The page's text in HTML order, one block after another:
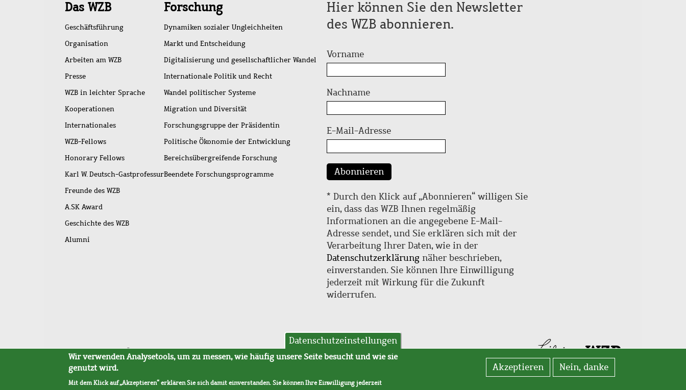
Schnellzugriff
Das WZB
Geschäftsführung
Organisation
Arbeiten am WZB
Presse
WZB in leichter Sprache
Kooperationen
Internationales
WZB-Fellows
Honorary Fellows
Karl W. Deutsch-Gastprofessur
Freunde des WZB
A.SK Award
Geschichte des WZB
Alumni
Forschung
Dynamiken sozialer Ungleichheiten
Markt und Entscheidung
Digitalisierung und gesellschaftlicher Wandel
Internationale Politik und Recht
Wandel politischer Systeme
Migration und Diversität
Forschungsgruppe der Präsidentin
Politische Ökonomie der Entwicklung
Bereichsübergreifende Forschung
Beendete Forschungsprogramme
Hier können Sie den Newsletter
des WZB abonnieren.
Vorname
Nachname
E-Mail-Adresse
Abonnieren
* Durch den Klick auf „Abonnieren“ willigen Sie
ein, dass das WZB Ihnen regelmäßig
Informationen an die angegebene E-Mail-
Adresse sendet, und Sie erklären sich mit der
Verarbeitung Ihrer Daten, wie in der
Datenschutzerklärung näher beschrieben,
einverstanden. Sie können Ihre Einwilligung
jederzeit mit Wirkung für die Zukunft
widerrufen.
Fußleistenmenü
SitemapBarrierefreiheitImpressumDatenschutzAVB
Datenschutzeinstellungen
Wir verwenden Analysetools, um zu messen, wie häufig unsere Seite besucht und wie sie
genutzt wird.
Mit dem Klick auf „Akzeptieren“ erklären Sie sich damit einverstanden. Sie können Ihre Einwilligung jederzeit
Akzeptieren Nein, danke